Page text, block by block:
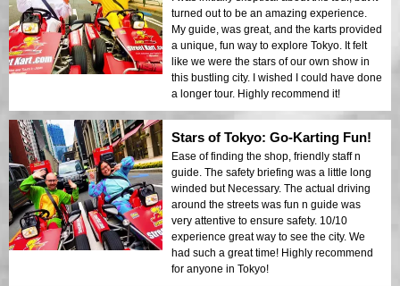
turned out to be an amazing experience.
My guide, was great, and the karts provided
a unique, fun way to explore Tokyo. It felt
like we were the stars of our own show in
this bustling city. I wished I could have done
a longer tour. Highly recommend it!
Stars of Tokyo: Go-Karting Fun!
Ease of finding the shop, friendly staff n
guide. The safety briefing was a little long
winded but Necessary. The actual driving
around the streets was fun n guide was
very attentive to ensure safety. 10/10
experience great way to see the city. We
had such a great time! Highly recommend
for anyone in Tokyo!